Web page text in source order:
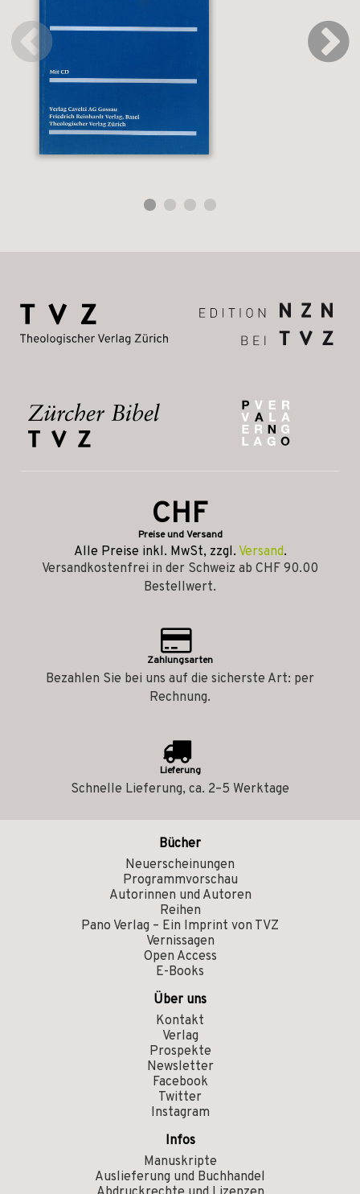
CHF
Preise und Versand
Alle Preise inkl. MwSt, zzgl. Versand.
Versandkostenfrei in der Schweiz ab CHF 90.00
Bestellwert.
Zahlungsarten
Bezahlen Sie bei uns auf die sicherste Art: per
Rechnung.
Lieferung
Schnelle Lieferung, ca. 2–5 Werktage
Bücher
Neuerscheinungen
Programmvorschau
Autorinnen und Autoren
Reihen
Pano Verlag – Ein Imprint von TVZ
Vernissagen
Open Access
E-Books
Über uns
Kontakt
Verlag
Prospekte
Newsletter
Facebook
Twitter
Instagram
Infos
Manuskripte
Auslieferung und Buchhandel